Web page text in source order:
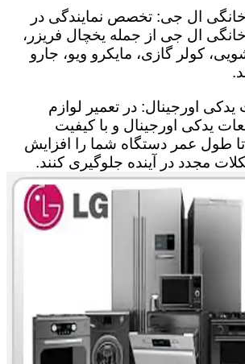
خانگی ال جی: تخصص نمایندگی در
خانگی ال جی از جمله یخچال فریزر،
کولر گازی، مایکرو ویو، جارو
اورجینال: در تعمیر لوازم
یدکی اورجینال و با کیفیت
طول عمر دستگاه شما را افزایش
مجدد در آینده جلوگیری کنند.